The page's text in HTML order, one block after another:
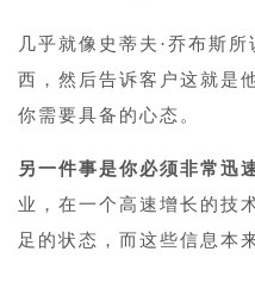
几乎就像史蒂夫·乔布斯
西，然后告诉客户这就是
你需要具备的心态。
另一件事是你必须非常迅
业，在一个高速增长的技
足的状态，而这些信息本